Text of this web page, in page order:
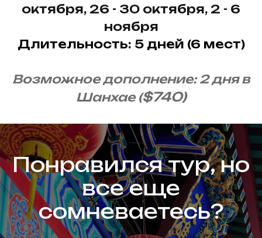
октября, 26 - 30 октября, 2 - 6
ноября
Длительность: 5 дней (6 мест)
Возможное дополнение: 2 дня в
Шанхае ($740)